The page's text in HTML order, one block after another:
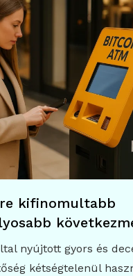
kifinomultabb
nyújtott gyors és
kétségtelenül